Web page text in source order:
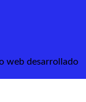
web desarrollado